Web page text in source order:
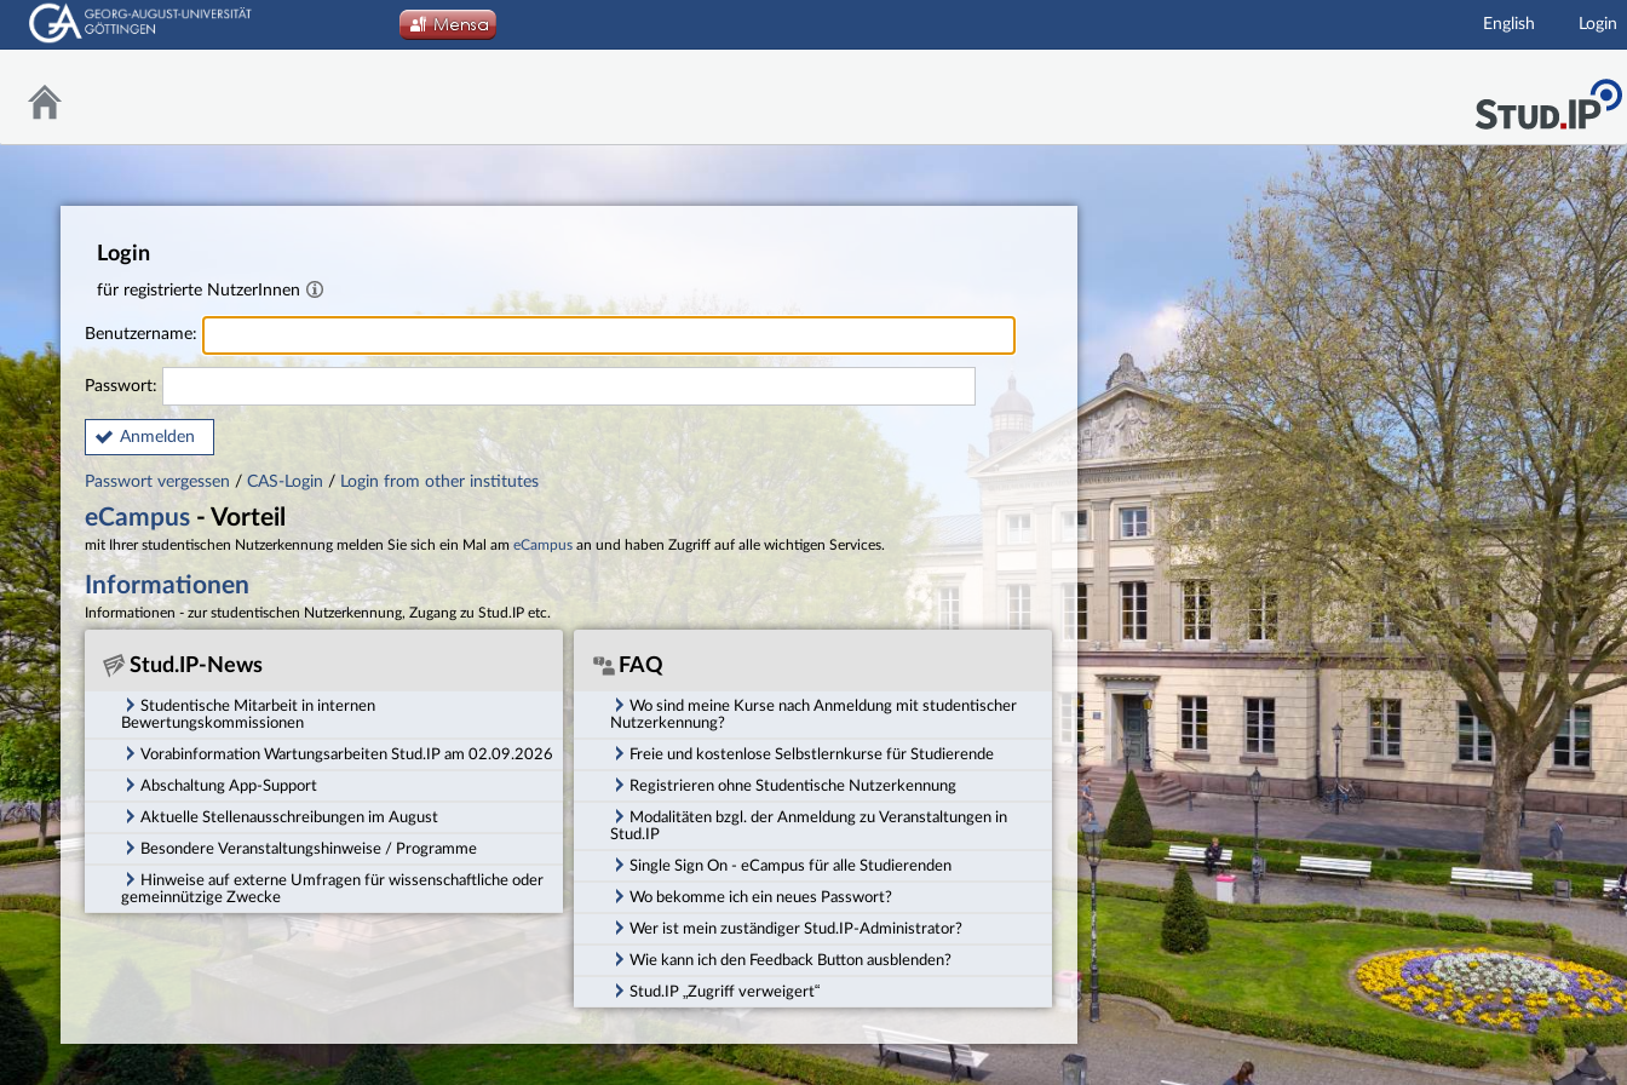
Hauptnavigation
English Login
Login
für registrierte NutzerInnen
Benutzername:
Passwort:
Anmelden
Passwort vergessen / CAS-Login / Login from other institutes
eCampus - Vorteil
mit Ihrer studentischen Nutzerkennung melden Sie sich ein Mal am eCampus an und haben Zugriff auf alle wichtigen Services.
Informationen
Informationen - zur studentischen Nutzerkennung, Zugang zu Stud.IP etc.
Stud.IP-News
Studentische Mitarbeit in internen
Bewertungskommissionen
Vorabinformation Wartungsarbeiten Stud.IP am 02.09.2026
Abschaltung App-Support
Aktuelle Stellenausschreibungen im August
Besondere Veranstaltungshinweise / Programme
Hinweise auf externe Umfragen für wissenschaftliche oder
gemeinnützige Zwecke
FAQ
Wo sind meine Kurse nach Anmeldung mit studentischer
Nutzerkennung?
Freie und kostenlose Selbstlernkurse für Studierende
Registrieren ohne Studentische Nutzerkennung
Modalitäten bzgl. der Anmeldung zu Veranstaltungen in
Stud.IP
Single Sign On - eCampus für alle Studierenden
Wo bekomme ich ein neues Passwort?
Wer ist mein zuständiger Stud.IP-Administrator?
Wie kann ich den Feedback Button ausblenden?
Stud.IP „Zugriff verweigert“